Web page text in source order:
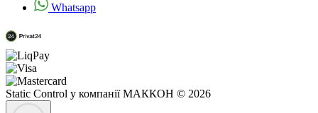
Whatsapp
Static Control у компанії МАККОН © 2026